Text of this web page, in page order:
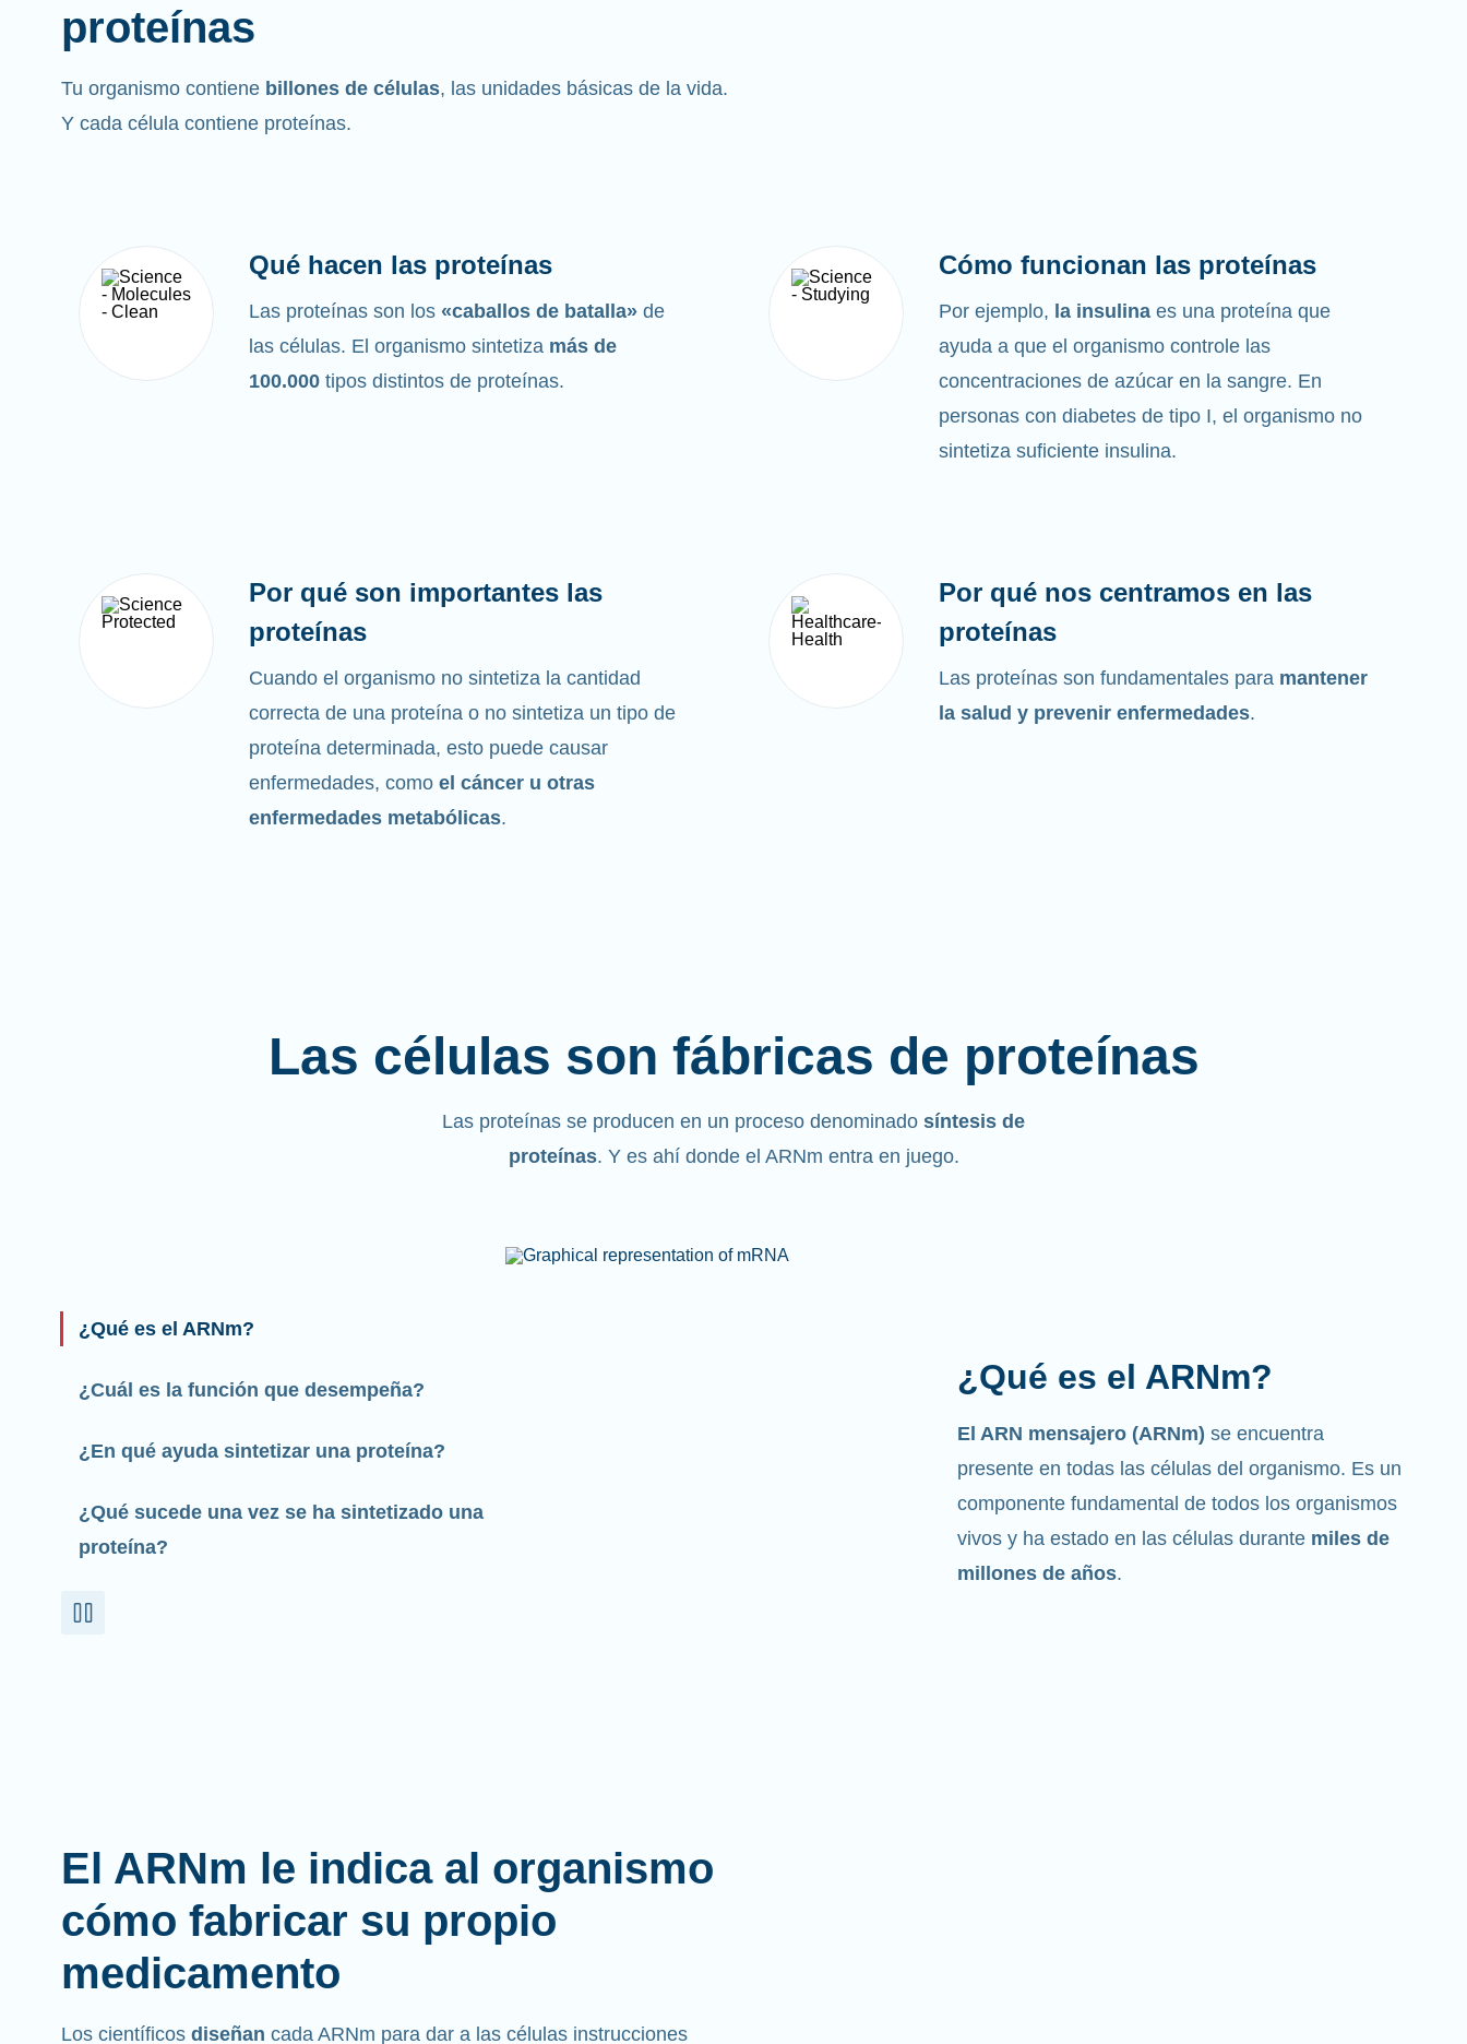
proteínas
Tu organismo contiene billones de células, las unidades básicas de la vida.
Y cada célula contiene proteínas.
Qué hacen las proteínas
Las proteínas son los «caballos de batalla» de
las células. El organismo sintetiza más de
100.000 tipos distintos de proteínas.
Cómo funcionan las proteínas
Por ejemplo, la insulina es una proteína que
ayuda a que el organismo controle las
concentraciones de azúcar en la sangre. En
personas con diabetes de tipo I, el organismo no
sintetiza suficiente insulina.
Por qué son importantes las
proteínas
Cuando el organismo no sintetiza la cantidad
correcta de una proteína o no sintetiza un tipo de
proteína determinada, esto puede causar
enfermedades, como el cáncer u otras
enfermedades metabólicas.
Por qué nos centramos en las
proteínas
Las proteínas son fundamentales para mantener
la salud y prevenir enfermedades.
Las células son fábricas de proteínas
Las proteínas se producen en un proceso denominado síntesis de
proteínas. Y es ahí donde el ARNm entra en juego.
¿Qué es el ARNm?
¿Cuál es la función que desempeña?
¿En qué ayuda sintetizar una proteína?
¿Qué sucede una vez se ha sintetizado una
proteína?
¿Qué es el ARNm?
El ARN mensajero (ARNm)se encuentra
presente en todas las células del organismo. Es un
componente fundamental de todos los organismos
vivos y ha estado en las células durante miles de
millones de años.
El ARNm le indica al organismo
cómo fabricar su propio
medicamento
Los científicos diseñan cada ARNm para dar a las células instrucciones